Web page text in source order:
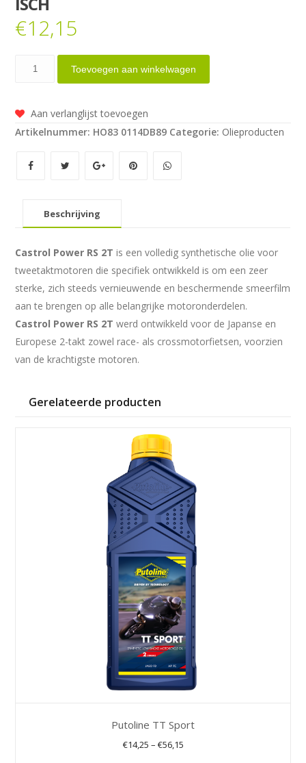
€12,15
Castrol
2T
Volsynthetisch
Toevoegen aan winkelwagen
Aan verlanglijst toevoegen
Artikelnummer: HO83 0114DB89 Categorie: Olieproducten
Beschrijving
Castrol Power RS 2T is een volledig synthetische olie voor
tweetaktmotoren die specifiek ontwikkeld is om een zeer
sterke, zich steeds vernieuwende en beschermende smeerfilm
aan te brengen op alle belangrijke motoronderdelen.
Castrol Power RS 2T werd ontwikkeld voor de Japanse en
Europese 2-takt zowel race- als crossmotorfietsen, voorzien
van de krachtigste motoren.
Gerelateerde producten
Putoline TT Sport
€14,25 – €56,15